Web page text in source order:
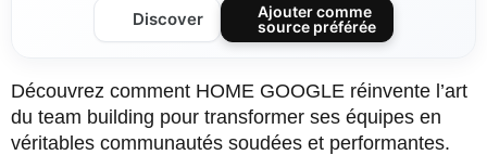
Discover
Ajouter comme
source préférée
Découvrez comment HOME GOOGLE réinvente l’art
du team building pour transformer ses équipes en
véritables communautés soudées et performantes.